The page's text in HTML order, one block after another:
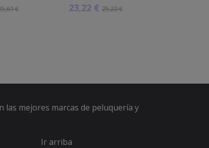
€ 23,22 € 25,22 €
las mejores marcas de peluquería y
Ir arriba